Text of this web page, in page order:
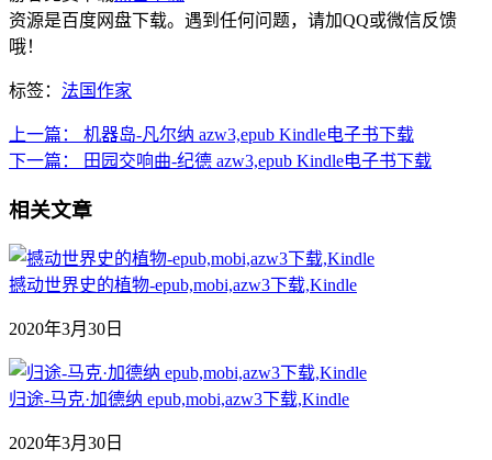
资源是百度网盘下载。遇到任何问题，请加QQ或微信反馈
哦！
标签： 法国作家
上一篇：
机器岛-凡尔纳 azw3,epub Kindle电子书下载
下一篇：
田园交响曲-纪德 azw3,epub Kindle电子书下载
相关文章
撼动世界史的植物-epub,mobi,azw3下载,Kindle
2020年3月30日
归途-马克·加德纳 epub,mobi,azw3下载,Kindle
2020年3月30日